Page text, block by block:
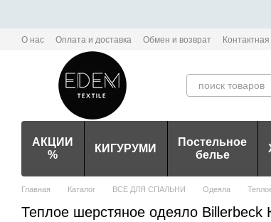
О нас Оплата и доставка Обмен и возврат
Политика конфиденциальности мобильного приложения
АКЦИИ
%
КИГУРУМИ
Постельное
белье
Главная Каталог ВСЕ ДЛЯ СПАЛЬНИ Одеяла
Теплое шерстяное одеяло Billerbeck